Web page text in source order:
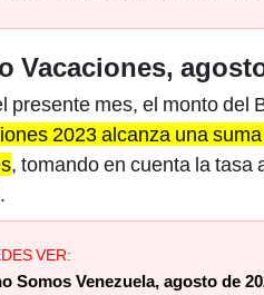
Vacaciones,
presente mes, el monto del
2023 alcanza una
, tomando en cuenta la tasa
VER:
Somos Venezuela, agosto de